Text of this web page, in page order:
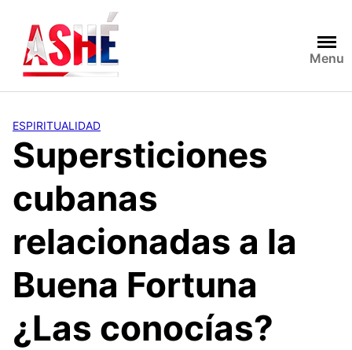
contenido
Menu
ESPIRITUALIDAD
Supersticiones
cubanas
relacionadas a la
Buena Fortuna
¿Las conocías?